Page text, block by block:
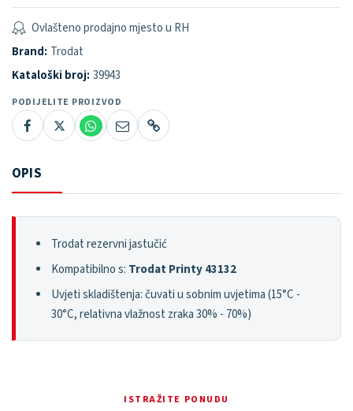
Ovlašteno prodajno mjesto u RH
Brand: Trodat
Kataloški broj: 39943
PODIJELITE PROIZVOD
OPIS
Trodat rezervni jastučić
Kompatibilno s: Trodat Printy 43132
Uvjeti skladištenja: čuvati u sobnim uvjetima (15°C -
30°C, relativna vlažnost zraka 30% - 70%)
ISTRAŽITE PONUDU